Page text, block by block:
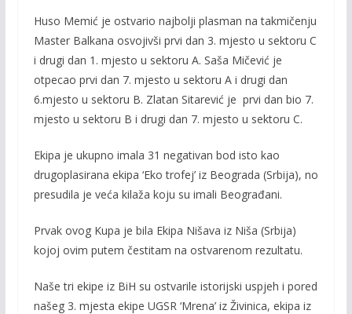
Huso Memić je ostvario najbolji plasman na takmičenju
Master Balkana osvojivši prvi dan 3. mjesto u sektoru C
i drugi dan 1. mjesto u sektoru A. Saša Mičević je
otpecao prvi dan 7. mjesto u sektoru A i drugi dan
6.mjesto u sektoru B. Zlatan Sitarević je prvi dan bio 7.
mjesto u sektoru B i drugi dan 7. mjesto u sektoru C.
Ekipa je ukupno imala 31 negativan bod isto kao
drugoplasirana ekipa ‘Eko trofej’ iz Beograda (Srbija), no
presudila je veća kilaža koju su imali Beograđani.
Prvak ovog Kupa je bila Ekipa Nišava iz Niša (Srbija)
kojoj ovim putem čestitam na ostvarenom rezultatu.
Naše tri ekipe iz BiH su ostvarile istorijski uspjeh i pored
našeg 3. mjesta ekipe UGSR ‘Mrena’ iz Živinica, ekipa iz